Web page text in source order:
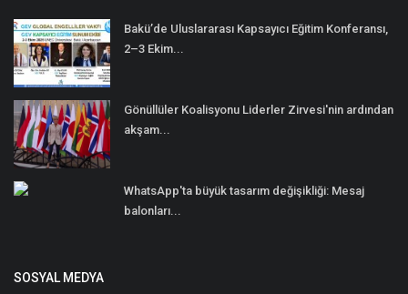
Bakü’de Uluslararası Kapsayıcı Eğitim Konferansı,
2–3 Ekim...
Gönüllüler Koalisyonu Liderler Zirvesi'nin ardından
akşam...
WhatsApp'ta büyük tasarım değişikliği: Mesaj
balonları...
SOSYAL MEDYA